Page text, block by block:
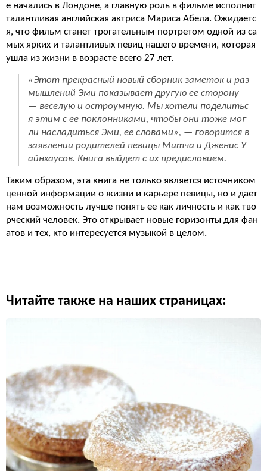
е начались в Лондоне, а главную роль в фильме исполнит
талантливая английская актриса Мариса Абела. Ожидаетс
я, что фильм станет трогательным портретом одной из са
мых ярких и талантливых певиц нашего времени, которая
ушла из жизни в возрасте всего 27 лет.
«Этот прекрасный новый сборник заметок и раз
мышлений Эми показывает другую ее сторону
— веселую и остроумную. Мы хотели поделитьс
я этим с ее поклонниками, чтобы они тоже мог
ли насладиться Эми, ее словами», — говорится в
заявлении родителей певицы Митча и Дженис У
айнхаусов. Книга выйдет с их предисловием.
Таким образом, эта книга не только является источником
ценной информации о жизни и карьере певицы, но и дает
нам возможность лучше понять ее как личность и как тво
рческий человек. Это открывает новые горизонты для фан
атов и тех, кто интересуется музыкой в целом.
Читайте также на наших страницах: